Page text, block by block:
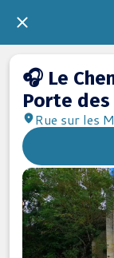
🎧 Le
Porte des
Rue sur les